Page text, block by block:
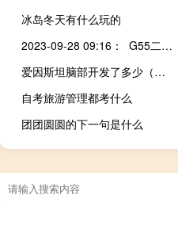
冰岛冬天有什么玩的
2023-09-28 09:16： G55二广高速忻州段：去往大同方向，顿村与三家村收费站之间，第二、三车道停靠一辆故障小轿车。G20青银高速吕梁段：因处理事故，吴城、吕梁东、吕梁西收费站入口去往军渡方向的车辆禁止驶入；入口ETC关闭。 ​​​
爱因斯坦脑部开发了多少（爱因斯坦的大脑开发了多少）
自考旅游管理都考什么
团团圆圆的下一句是什么